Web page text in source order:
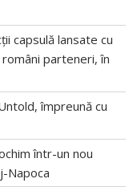
capsulă lansate cu
parteneri, în
împreună cu
într-un nou
Napoca